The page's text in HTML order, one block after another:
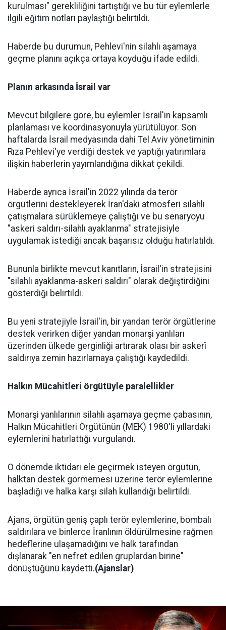
kurulması" gerekliliğini tartıştığı ve bu tür eylemlerle
ilgili eğitim notları paylaştığı belirtildi.
Haberde bu durumun, Pehlevi'nin silahlı aşamaya
geçme planını açıkça ortaya koyduğu ifade edildi.
Planın arkasında İsrail var
Mevcut bilgilere göre, bu eylemler İsrail'in kapsamlı
planlaması ve koordinasyonuyla yürütülüyor. Son
haftalarda İsrail medyasında dahi Tel Aviv yönetiminin
Rıza Pehlevi'ye verdiği destek ve yaptığı yatırımlara
ilişkin haberlerin yayımlandığına dikkat çekildi.
Haberde ayrıca İsrail'in 2022 yılında da terör
örgütlerini destekleyerek İran'daki atmosferi silahlı
çatışmalara sürüklemeye çalıştığı ve bu senaryoyu
"askeri saldırı-silahlı ayaklanma" stratejisiyle
uygulamak istediği ancak başarısız olduğu hatırlatıldı.
Bununla birlikte mevcut kanıtların, İsrail'in stratejisini
"silahlı ayaklanma-askeri saldırı" olarak değiştirdiğini
gösterdiği belirtildi.
Bu yeni stratejiyle İsrail'in, bir yandan terör örgütlerine
destek verirken diğer yandan monarşi yanlıları
üzerinden ülkede gerginliği artırarak olası bir askerî
saldırıya zemin hazırlamaya çalıştığı kaydedildi.
Halkın Mücahitleri örgütüyle paralellikler
Monarşi yanlılarının silahlı aşamaya geçme çabasının,
Halkın Mücahitleri Örgütünün (MEK) 1980'li yıllardaki
eylemlerini hatırlattığı vurgulandı.
O dönemde iktidarı ele geçirmek isteyen örgütün,
halktan destek görmemesi üzerine terör eylemlerine
başladığı ve halka karşı silah kullandığı belirtildi.
Ajans, örgütün geniş çaplı terör eylemlerine, bombalı
saldırılara ve binlerce İranlının öldürülmesine rağmen
hedeflerine ulaşamadığını ve halk tarafından
dışlanarak "en nefret edilen gruplardan birine"
dönüştüğünü kaydetti.(Ajanslar)